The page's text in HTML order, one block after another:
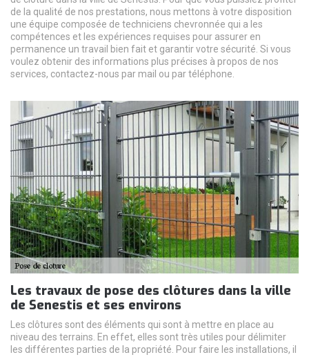
de la qualité de nos prestations, nous mettons à votre disposition
une équipe composée de techniciens chevronnée qui a les
compétences et les expériences requises pour assurer en
permanence un travail bien fait et garantir votre sécurité. Si vous
voulez obtenir des informations plus précises à propos de nos
services, contactez-nous par mail ou par téléphone.
Les travaux de pose des clôtures dans la ville
de Senestis et ses environs
Les clôtures sont des éléments qui sont à mettre en place au
niveau des terrains. En effet, elles sont très utiles pour délimiter
les différentes parties de la propriété. Pour faire les installations, il